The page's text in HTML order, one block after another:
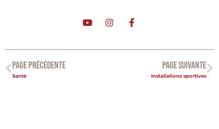
PAGE PRÉCÉDENTE
Santé
PAGE SUIVANTE
Installations sportives